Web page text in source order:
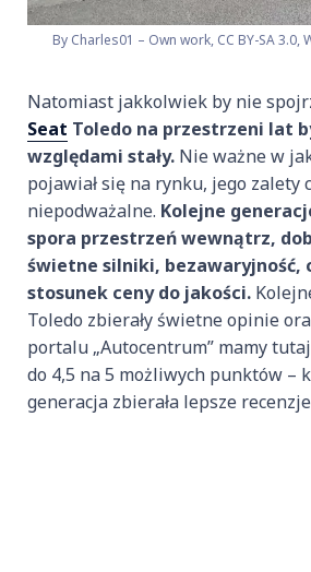
By Charles01 – Own work, CC BY-SA
Natomiast jakkolwiek by nie
Seat Toledo na przestrzeni lat
względami stały. Nie ważne w
pojawiał się na rynku, jego zalety
niepodważalne. Kolejne
spora przestrzeń wewnątrz,
świetne silniki, bezawaryjność,
stosunek ceny do jakości.
Toledo zbierały świetne opinie
portalu „Autocentrum” mamy
do 4,5 na 5 możliwych punktów –
generacja zbierała lepsze